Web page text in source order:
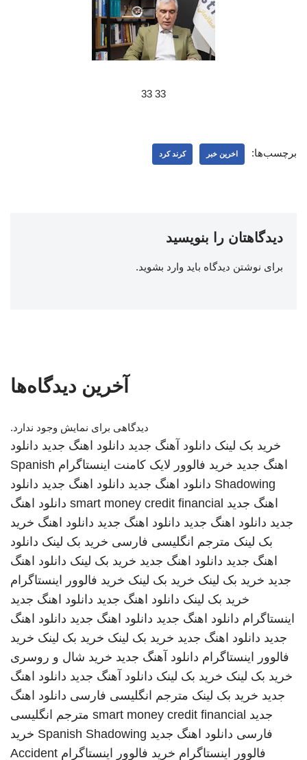
33 33
برچسب‌ها: اخرین خبر کرند کرد
دیدگاهتان را بنویسید
برای نوشتن دیدگاه باید وارد بشوید.
آخرین دیدگاه‌ها
دیدگاهی برای نمایش وجود ندارد.
خرید بک لینک دانلود آهنگ جدید دانلود اهنگ جدید دانلود
اهنگ جدید خرید فالوور لایک کامنت اینستاگرام Spanish
Shadowing دانلود اهنگ جدید دانلود اهنگ جدید دانلود
اهنگ جدید smart money credit financial دانلود اهنگ
جدید دانلود اهنگ جدید دانلود اهنگ جدید دانلود اهنگ خرید
بک لینک مترجم انگلیسی فارسی خرید بک لینک دانلود
اهنگ جدید دانلود اهنگ جدید خرید بک لینک دانلود اهنگ
جدید خرید بک لینک خرید بک لینک خرید فالوور اینستاگرام
خرید بک لینک دانلود اهنگ جدید دانلود اهنگ جدید
اینستاگرام دانلود اهنگ جدید دانلود اهنگ جدید دانلود اهنگ
جدید دانلود اهنگ جدید خرید بک لینک خرید بک لینک خرید
فالوور اینستاگرام دانلود آهنگ جدید خرید شال و روسری
خرید بک لینک خرید بک لینک دانلود آهنگ جدید دانلود اهنگ
جدید خرید بک لینک مترجم انگلیسی فارسی دانلود اهنگ
جدید smart money credit financial مترجم انگلیسی
فارسی دانلود اهنگ جدید Spanish Shadowing خرید
فالوور اینستاگرام خرید فالوور اینستاگرام Accident